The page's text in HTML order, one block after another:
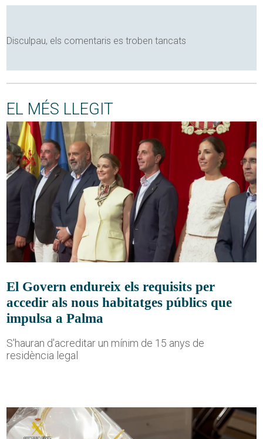
Disculpau, els comentaris es troben tancats
EL MÉS LLEGIT
El Govern endureix els requisits per
accedir als nous habitatges públics que
impulsa a Palma
S'hauran d'acreditar un mínim de 15 anys de
residència legal